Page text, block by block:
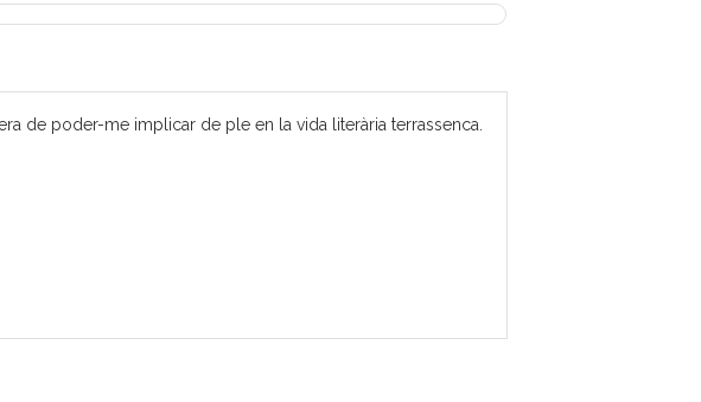
de poder-me implicar de ple en la vida literària terrassenca.